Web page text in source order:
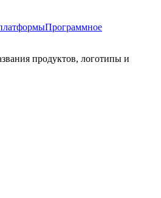
Программное
продуктов, логотипы и